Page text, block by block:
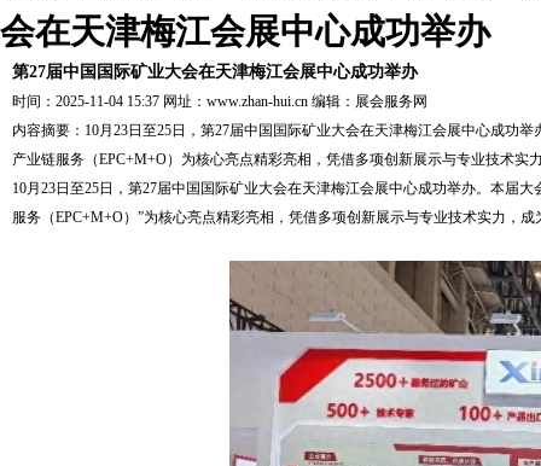
会在天津梅江会展中心成功举办
第27届中国国际矿业大会在天津梅江会展中心成功举办
时间：2025-11-04 15:37 网址： www.zhan-hui.cn 编辑： 展会服务网
内容摘要：10月23日至25日，第27届中国国际矿业大会在天津梅江会展中心成功
产业链服务（EPC+M+O）为核心亮点精彩亮相，凭借多项创新展示与专业技术实
10月23日至25日，第27届中国国际矿业大会在天津梅江会展中心成功举办。本届
服务（EPC+M+O）”为核心亮点精彩亮相，凭借多项创新展示与专业技术实力，